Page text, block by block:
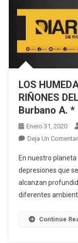
LOS
RIÑONES
Burbano A. *
Enero 31, 2020
Deja Un
En nuestro
depresiones que
alcanzan
diferentes
Continue